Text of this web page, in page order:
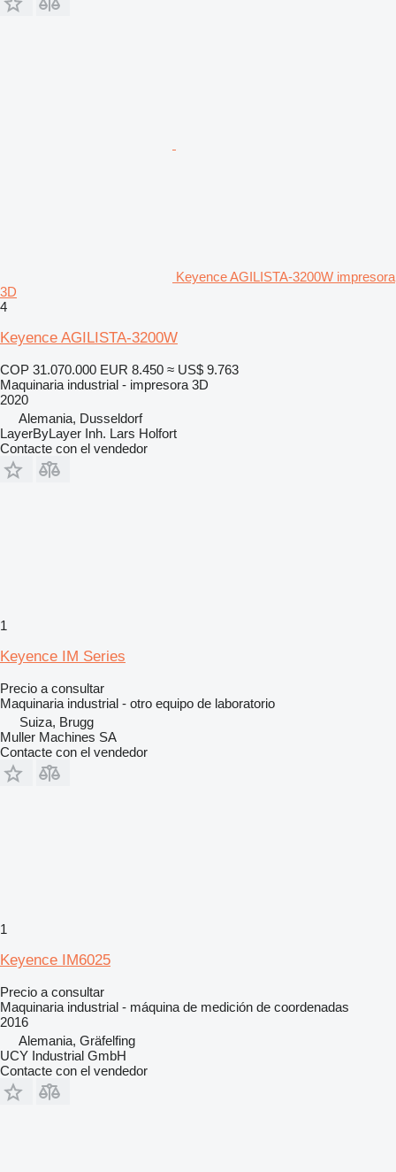
Keyence AGILISTA-3200W impresora
3D
4
Keyence AGILISTA-3200W
COP 31.070.000 EUR 8.450 ≈ US$ 9.763
Maquinaria industrial - impresora 3D
2020
Alemania, Dusseldorf
LayerByLayer Inh. Lars Holfort
Contacte con el vendedor
1
Keyence IM Series
Precio a consultar
Maquinaria industrial - otro equipo de laboratorio
Suiza, Brugg
Muller Machines SA
Contacte con el vendedor
1
Keyence IM6025
Precio a consultar
Maquinaria industrial - máquina de medición de coordenadas
2016
Alemania, Gräfelfing
UCY Industrial GmbH
Contacte con el vendedor